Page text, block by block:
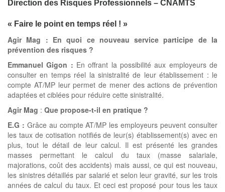
Direction des Risques Professionnels – CNAMTS
« Faire le point en temps réel ! »
Agir Mag : En quoi ce nouveau service participe de la
prévention des risques ?
Emmanuel Gigon : En offrant la possibilité aux employeurs de
consulter en temps réel la sinistralité de leur établissement : le
compte AT/MP leur permet de mener des actions de prévention
adaptées et ciblées pour réduire cette sinistralité.
Agir Mag : Que propose-t-il en pratique ?
E.G : Grâce au compte AT/MP les employeurs peuvent consulter
les taux de cotisation notifiés de leur(s) établissement(s) avec en
plus, tout le détail de leur calcul. Il est présenté les grandes
masses permettant le calcul du taux (masse salariale,
majorations, coût des accidents) mais aussi, ce qui est nouveau,
les sinistres détaillés par salarié et selon leur gravité, sur les trois
années de calcul du taux. Et ceci est proposé pour tous les taux